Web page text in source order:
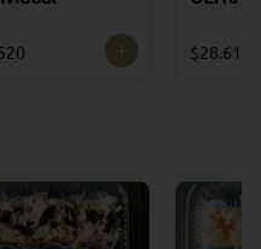
$28.610